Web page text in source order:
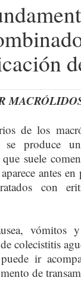
de los
se produce
suele
antes en
con
vómitos
colecistitis
ir
de